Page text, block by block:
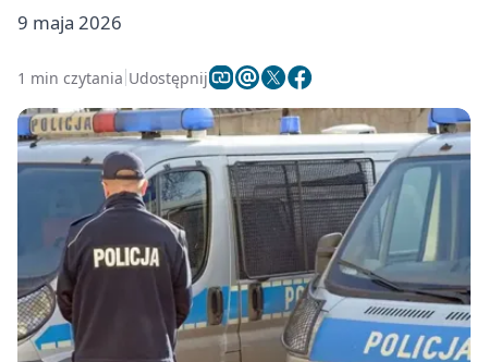
9 maja 2026
1 min czytania Udostępnij